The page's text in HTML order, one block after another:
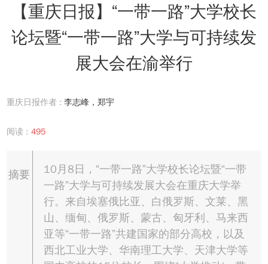
【重庆日报】“一带一路”大学校长
论坛暨“一带一路”大学与可持续发
展大会在渝举行
重庆日报作者 :李志峰，郑宇
阅读 : 495
摘要
10月8日，“一带一路”大学校长论坛暨“一带
一路”大学与可持续发展大会在重庆大学举
行。来自埃塞俄比亚、白俄罗斯、文莱、黑
山、缅甸、俄罗斯、蒙古、匈牙利、马来西
亚等“一带一路”共建国家的部分高校，以及
西北工业大学、华南理工大学、天津大学等